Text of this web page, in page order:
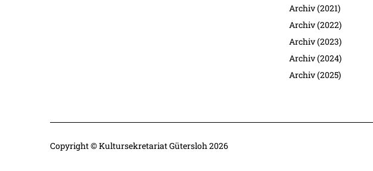
Archiv (2021)
Archiv (2022)
Archiv (2023)
Archiv (2024)
Archiv (2025)
Copyright © Kultursekretariat Gütersloh 2026